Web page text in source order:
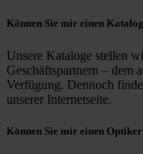
Können Sie mir einen
Unsere Kataloge stellen
Geschäftspartnern – dem
Verfügung. Dennoch
unserer Internetseite.
Können Sie mir einen